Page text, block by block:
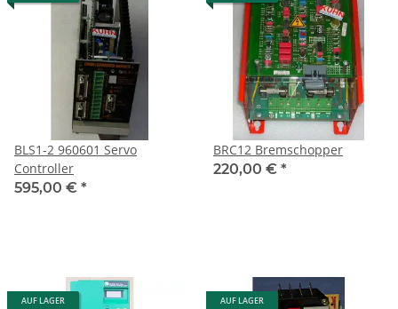
BLS1-2 960601 Servo
Controller
595,00 € *
BRC12 Bremschopper
220,00 € *
AUF LAGER AUF LAGER